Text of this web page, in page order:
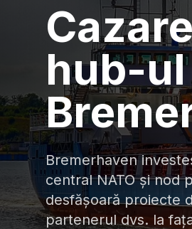
hub-
Bremerhaven
central NATO și nod
desfășoară proiecte
partenerul dvs. la